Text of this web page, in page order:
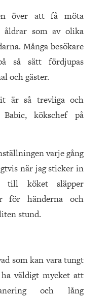
över att få möta
åldrar som av olika
Många besökare
så sätt fördjupas
och gäster.
är så trevliga och
kökschef på
varje gång
när jag sticker in
köket släpper
för händerna och
stund.
som kan vara tungt
väldigt mycket att
och lång